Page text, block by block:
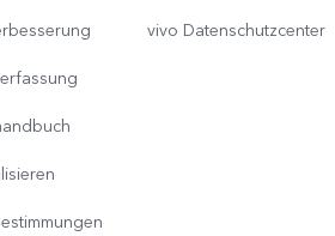
vivo Datenschutzcenter